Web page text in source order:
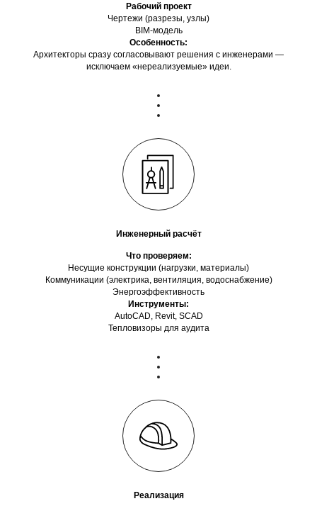
Рабочий проект
Чертежи (разрезы, узлы)
BIM-модель
Особенность:
Архитекторы сразу согласовывают решения с инженерами —
исключаем «нереализуемые» идеи.
Инженерный расчёт
Что проверяем:
Несущие конструкции (нагрузки, материалы)
Коммуникации (электрика, вентиляция, водоснабжение)
Энергоэффективность
Инструменты:
AutoCAD, Revit, SCAD
Тепловизоры для аудита
Реализация